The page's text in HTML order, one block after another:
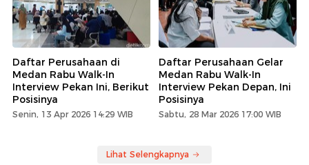
Daftar Perusahaan di
Medan Rabu Walk-In
Interview Pekan Ini, Berikut
Posisinya
Senin, 13 Apr 2026 14:29 WIB
Daftar Perusahaan Gelar
Medan Rabu Walk-In
Interview Pekan Depan, Ini
Posisinya
Sabtu, 28 Mar 2026 17:00 WIB
Lihat Selengkapnya